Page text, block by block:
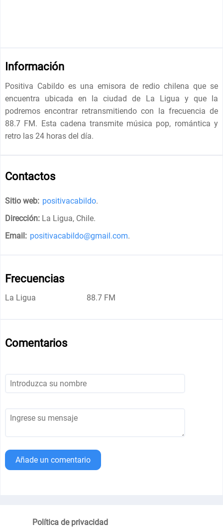
Información
Positiva Cabildo es una emisora de redio chilena que se
encuentra ubicada en la ciudad de La Ligua y que la
podremos encontrar retransmitiendo con la frecuencia de
88.7 FM. Esta cadena transmite música pop, romántica y
retro las 24 horas del día.
Contactos
Sitio web: positivacabildo.
Dirección: La Ligua, Chile.
Email: positivacabildo@gmail.com.
Frecuencias
La Ligua 88.7 FM
Comentarios
Añade un comentario
Política de privacidad